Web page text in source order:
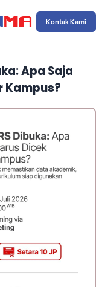
Kontak Kami
Apa Saja
Kampus?